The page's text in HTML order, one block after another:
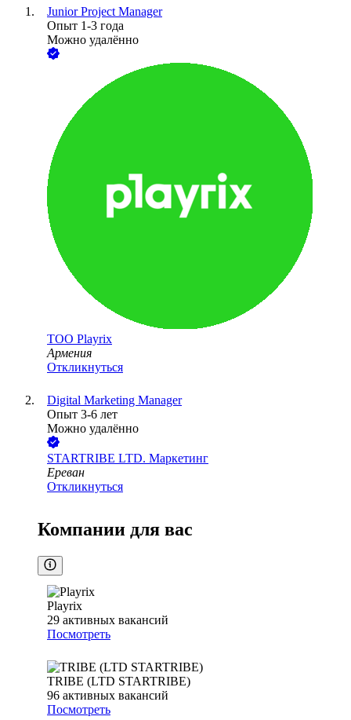
Junior Project Manager
Опыт 1-3 года
Можно удалённо
ТОО Playrix
Армения
Откликнуться
Digital Marketing Manager
Опыт 3-6 лет
Можно удалённо
STARTRIBE LTD. Маркетинг
Ереван
Откликнуться
Компании для вас
Playrix
29 активных вакансий
Посмотреть
TRIBE (LTD STARTRIBE)
96 активных вакансий
Посмотреть